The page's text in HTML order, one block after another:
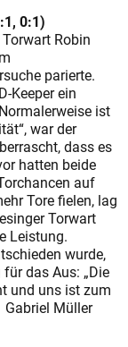
0:1)
Robin
parierte.
Keeper ein
ist
war der
dass es
hatten beide
auf
Tore fielen, lag
Torwart
Leistung.
wurde,
das Aus: „Die
und uns ist zum
Gabriel Müller